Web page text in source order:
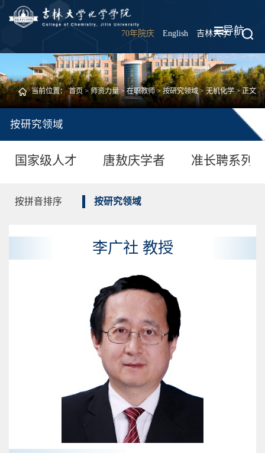
70年院庆 English 吉林大学 |
导航
当前位置：首页>师资力量>在职教师>按研究领域>无机化学> 正文
按研究领域
国家级人才 唐敖庆学者 准长聘系列
按拼音排序 按研究领域
李广社 教授